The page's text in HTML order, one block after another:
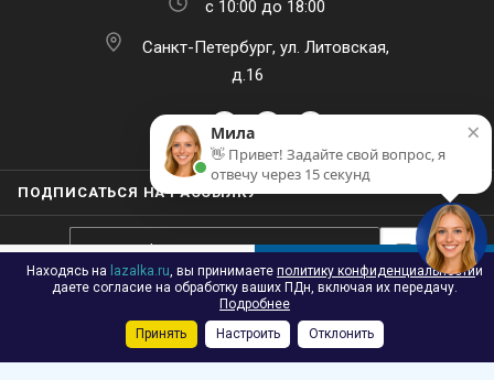
В КОРЗИНУ
с 10:00 до 18:00
Санкт-Петербург, ул. Литовская,
д.16
ПОДПИСАТЬСЯ НА РАССЫЛКУ
2026 © Лазалка - интернет-магазин детских спортивных товаров в
Санкт-Петербурге
Находясь на lazalka.ru, вы принимаете политику конфиденциальностии
даете согласие на обработку ваших ПДн, включая их передачу.
Подробнее
Принять
Настроить Отклонить
×
Мила
👋 Привет! Задайте свой вопрос, я
отвечу через 15 секунд
Акции Корзина Контакты Сравнение